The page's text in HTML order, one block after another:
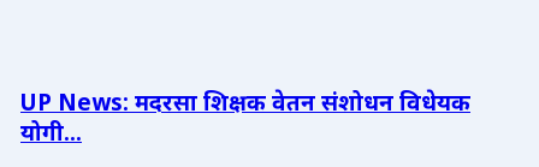
UP News: मदरसा शिक्षक वेतन संशोधन विधेयक
योगी...